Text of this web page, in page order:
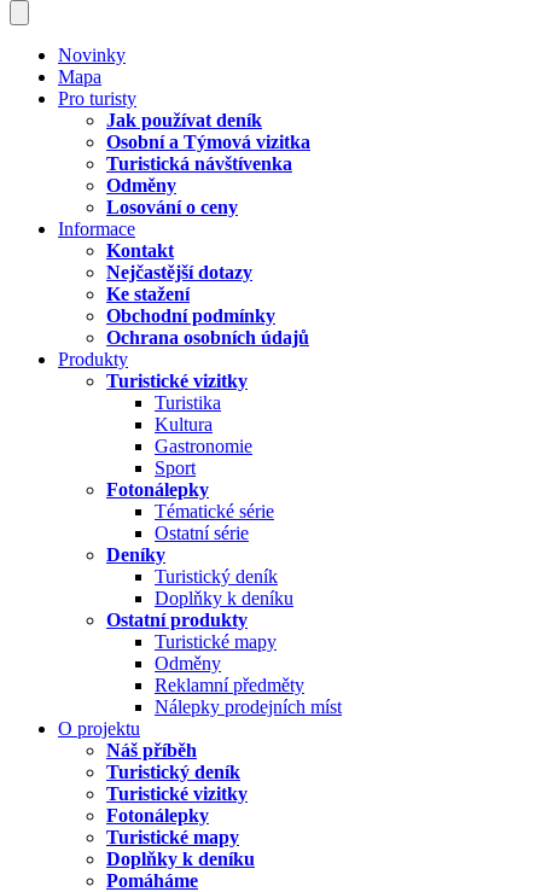
Novinky
Mapa
Pro turisty
Jak používat deník
Osobní a Týmová vizitka
Turistická návštívenka
Odměny
Losování o ceny
Informace
Kontakt
Nejčastější dotazy
Ke stažení
Obchodní podmínky
Ochrana osobních údajů
Produkty
Turistické vizitky
Turistika
Kultura
Gastronomie
Sport
Fotonálepky
Tématické série
Ostatní série
Deníky
Turistický deník
Doplňky k deníku
Ostatní produkty
Turistické mapy
Odměny
Reklamní předměty
Nálepky prodejních míst
O projektu
Náš příběh
Turistický deník
Turistické vizitky
Fotonálepky
Turistické mapy
Doplňky k deníku
Pomáháme